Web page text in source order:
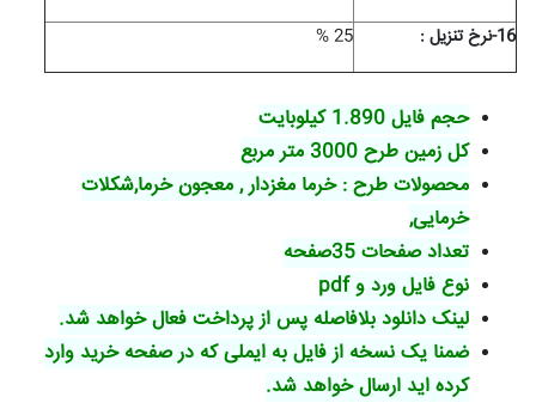
16-نرخ تنزیل : 25 %
حجم فایل 1.890 کیلوبایت
کل زمین طرح 3000 متر مربع
محصولات طرح : خرما مغزدار , معجون خرما,شکلات
خرمایی,
تعداد صفحات 35صفحه
نوع فایل ورد و pdf
لینک دانلود بلافاصله پس از پرداخت فعال خواهد شد.
ضمنا یک نسخه از فایل به ایملی که در صفحه خرید وارد
کرده اید ارسال خواهد شد.